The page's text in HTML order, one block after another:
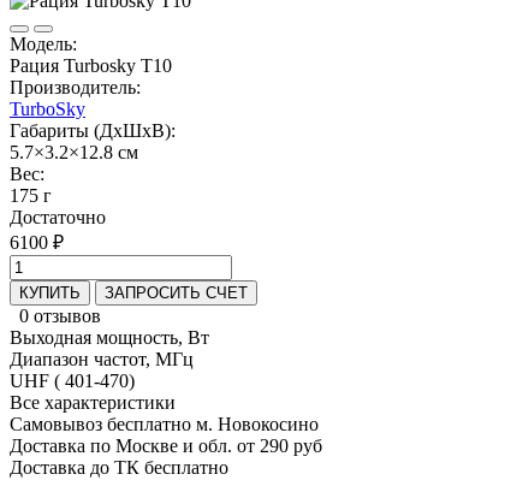
Модель:
Рация Turbosky T10
Производитель:
TurboSky
Габариты (ДхШхВ):
5.7×3.2×12.8 см
Вес:
175 г
Достаточно
6100 ₽
КУПИТЬ ЗАПРОСИТЬ СЧЕТ
0 отзывов
Выходная мощность, Вт
Диапазон частот, МГц
UHF ( 401-470)
Все характеристики
Самовывоз бесплатно м. Новокосино
Доставка по Москве и обл. от 290 руб
Доставка до ТК бесплатно